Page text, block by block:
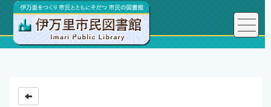
トップページ こんにちは、図書館長です！